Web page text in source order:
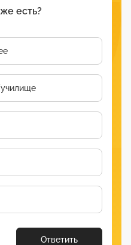
есть?
Ответить